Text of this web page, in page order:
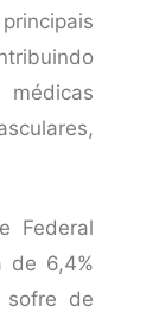
Federal
de 6,4%
sofre de